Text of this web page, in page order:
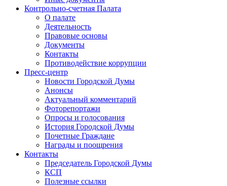
Контрольно-счетная Палата
О палате
Деятельность
Правовые основы
Документы
Контакты
Противодействие коррупции
Пресс-центр
Новости Городской Думы
Анонсы
Актуальный комментарий
Фоторепортажи
Опросы и голосования
История Городской Думы
Почетные Граждане
Награды и поощрения
Контакты
Председатель Городской Думы
КСП
Полезные ссылки